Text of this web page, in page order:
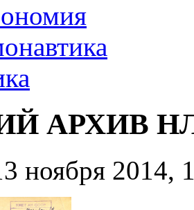
АРХИВ
ноября 2014,